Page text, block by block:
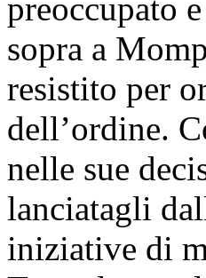
preoccupato
sopra a
resistito per
dell’ordine.
nelle sue
lanciatagli
iniziative di